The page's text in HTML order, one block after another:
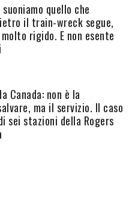
suoniamo quello che
il train-wreck segue,
rigido. E non esente
Canada: non è la
ma il servizio. Il caso
sei stazioni della Rogers